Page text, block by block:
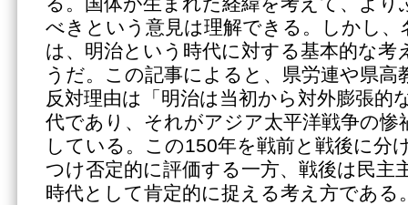
べきという意見は理解できる。しかし、
は、明治という時代に対する基本的な考
うだ。この記事によると、県労連や県高
反対理由は「明治は当初から対外膨張的
代であり、それがアジア太平洋戦争の惨
している。この150年を戦前と戦後に分
つけ否定的に評価する一方、戦後は民主
時代として肯定的に捉える考え方である